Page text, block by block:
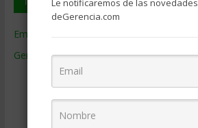
Empresas de Gerencia
Gerencia(9.477)
Ciencias Económicas
Educacion Gerencial
Le notificaremos de las
deGerencia.com